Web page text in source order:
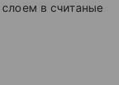
в считаные